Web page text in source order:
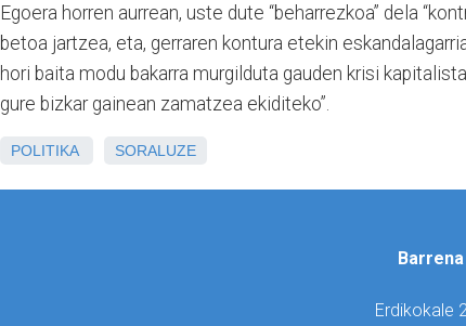
Egoera horren aurrean, uste dute “beharrezkoa” dela
betoa jartzea, eta, gerraren kontura etekin
hori baita modu bakarra murgilduta gauden krisi
gure bizkar gainean zamatzea ekiditeko”.
POLITIKA SORALUZE
Erdikokale